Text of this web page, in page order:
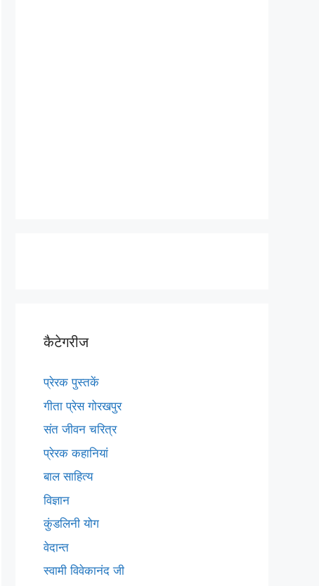
कैटेगरीज
प्रेरक पुस्तकें
गीता प्रेस गोरखपुर
संत जीवन चरित्र
प्रेरक कहानियां
बाल साहित्य
विज्ञान
कुंडलिनी योग
वेदान्त
स्वामी विवेकानंद जी